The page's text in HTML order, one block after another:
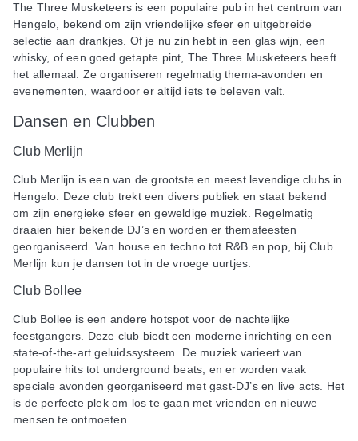
The Three Musketeers is een populaire pub in het centrum van
Hengelo, bekend om zijn vriendelijke sfeer en uitgebreide
selectie aan drankjes. Of je nu zin hebt in een glas wijn, een
whisky, of een goed getapte pint, The Three Musketeers heeft
het allemaal. Ze organiseren regelmatig thema-avonden en
evenementen, waardoor er altijd iets te beleven valt.
Dansen en Clubben
Club Merlijn
Club Merlijn is een van de grootste en meest levendige clubs in
Hengelo. Deze club trekt een divers publiek en staat bekend
om zijn energieke sfeer en geweldige muziek. Regelmatig
draaien hier bekende DJ’s en worden er themafeesten
georganiseerd. Van house en techno tot R&B en pop, bij Club
Merlijn kun je dansen tot in de vroege uurtjes.
Club Bollee
Club Bollee is een andere hotspot voor de nachtelijke
feestgangers. Deze club biedt een moderne inrichting en een
state-of-the-art geluidssysteem. De muziek varieert van
populaire hits tot underground beats, en er worden vaak
speciale avonden georganiseerd met gast-DJ’s en live acts. Het
is de perfecte plek om los te gaan met vrienden en nieuwe
mensen te ontmoeten.